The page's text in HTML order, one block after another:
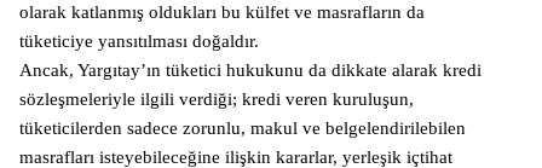
olarak katlanmış oldukları bu külfet ve masrafların da
tüketiciye yansıtılması doğaldır.
Ancak, Yargıtay’ın tüketici hukukunu da dikkate alarak kredi
sözleşmeleriyle ilgili verdiği; kredi veren kuruluşun,
tüketicilerden sadece zorunlu, makul ve belgelendirilebilen
masrafları isteyebileceğine ilişkin kararlar, yerleşik içtihat